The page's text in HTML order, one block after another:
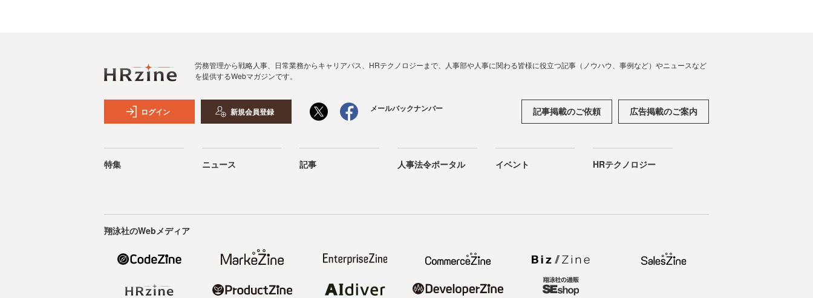
労務管理から戦略人事、日常業務からキャリアパス、HRテクノロジーまで、人事部や人事に関わる皆様に役立つ記事（ノウハウ、事例など）やニュースなど
を提供するWebマガジンです。
ログイン 新規会員登録 メールバックナンバー 記事掲載のご依頼 広告掲載のご案内
特集 ニュース 記事 人事法令ポータル イベント HRテクノロジー
翔泳社のWebメディア